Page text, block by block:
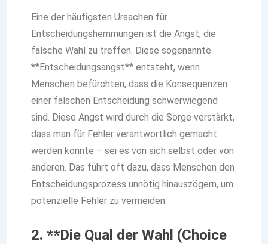
Eine der häufigsten Ursachen für
Entscheidungshemmungen ist die Angst, die
falsche Wahl zu treffen. Diese sogenannte
**Entscheidungsangst** entsteht, wenn
Menschen befürchten, dass die Konsequenzen
einer falschen Entscheidung schwerwiegend
sind. Diese Angst wird durch die Sorge verstärkt,
dass man für Fehler verantwortlich gemacht
werden könnte – sei es von sich selbst oder von
anderen. Das führt oft dazu, dass Menschen den
Entscheidungsprozess unnötig hinauszögern, um
potenzielle Fehler zu vermeiden.
2. **Die Qual der Wahl (Choice